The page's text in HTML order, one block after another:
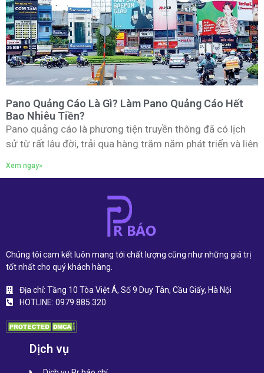
Pano Quảng Cáo Là Gì? Làm Pano Quảng Cáo Hết
Bao Nhiêu Tiền?
Pano quảng cáo là phương tiện truyền thông đã có lịch
sử từ rất lâu đời, trải qua hàng trăm năm phát triển và liên
Xem ngay»
Chúng tôi cam kết luôn mang tới chất lượng cũng như những giá trị
tốt nhất cho quý khách hàng.
Địa chỉ: Tầng 10 Tòa Việt Á, Số 9 Duy Tân, Cầu Giấy, Hà Nội
HOTLINE: 0979.885.320
Dịch vụ